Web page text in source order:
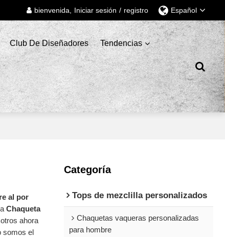
bienvenida, Iniciar sesión / registro Español
Club De Diseñadores Tendencias
al por
Chaqueta
ahora
somos el
Categoría
Tops de mezclilla personalizados
Chaquetas vaqueras personalizadas
para hombre